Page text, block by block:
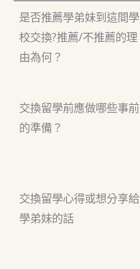
是否推薦學弟妹到這間學
校交換?推薦/不推薦的理
由為何？
交換留學前應做哪些事前
的準備？
交換留學心得或想分享給
學弟妹的話